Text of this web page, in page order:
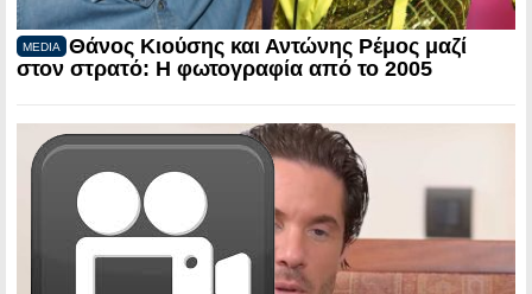
MEDIA
Θάνος Κιούσης και Αντώνης Ρέμος μαζί
στον στρατό: Η φωτογραφία από το 2005